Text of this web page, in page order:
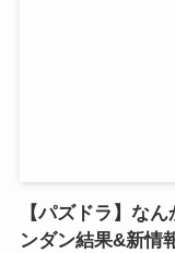
【パズドラ】な
ンダン結果&新情